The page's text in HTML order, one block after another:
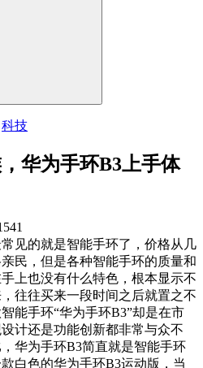
科技
华为手环B3上手体
见的就是智能手环了，价格从几
民，但是各种智能手环的质量和
上也没有什么特色，根本显示不
往往买来一段时间之后就置之不
能手环“华为手环B3”却是在市
计还是功能创新都非常与众不
华为手环B3简直就是智能手环
白色的华为手环B3运动版，当